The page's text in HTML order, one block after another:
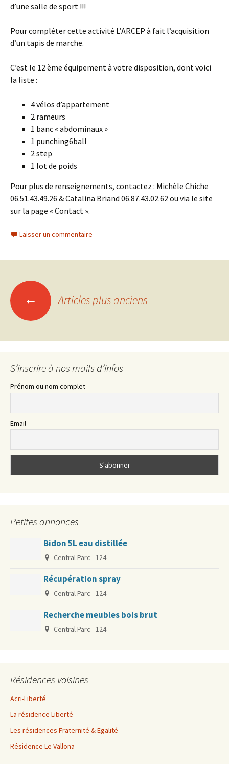
d’une salle de sport !!!
Pour compléter cette activité L’ARCEP à fait l’acquisition
d’un tapis de marche.
C’est le 12 ème équipement à votre disposition, dont voici
la liste :
4 vélos d’appartement
2 rameurs
1 banc « abdominaux »
1 punching6ball
2 step
1 lot de poids
Pour plus de renseignements, contactez : Michèle Chiche
06.51.43.49.26 & Catalina Briand 06.87.43.02.62 ou via le site
sur la page « Contact ».
Laisser un commentaire
Navigation
des
articles
← Articles plus anciens
S’inscrire à nos mails d’infos
Prénom ou nom complet
Email
Petites annonces
Bidon 5L eau distillée
Central Parc - 124
Récupération spray
Central Parc - 124
Recherche meubles bois brut
Central Parc - 124
Résidences voisines
Acri-Liberté
La résidence Liberté
Les résidences Fraternité & Egalité
Résidence Le Vallona